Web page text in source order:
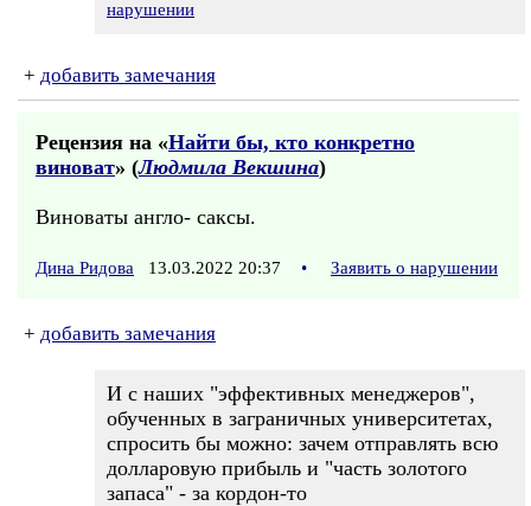
нарушении
+ добавить замечания
Рецензия на «Найти бы, кто конкретно
виноват» (Людмила Векшина)
Виноваты англо- саксы.
Дина Ридова 13.03.2022 20:37 • Заявить о нарушении
+ добавить замечания
И с наших "эффективных менеджеров",
обученных в заграничных университетах,
спросить бы можно: зачем отправлять всю
долларовую прибыль и "часть золотого
запаса" - за кордон-то